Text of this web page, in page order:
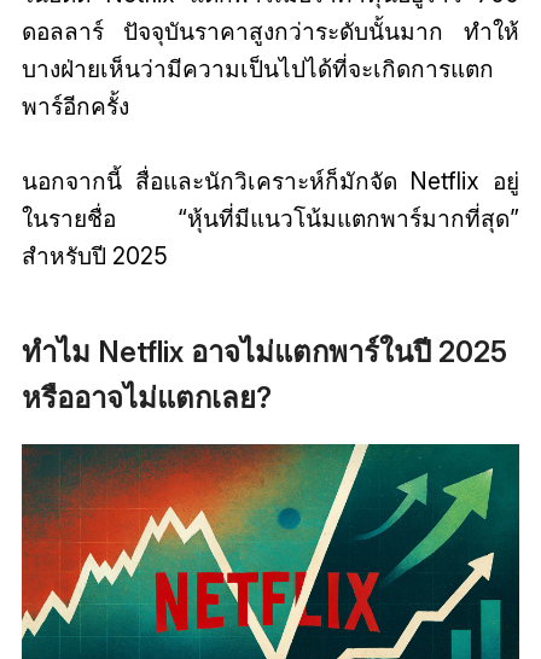
ดอลลาร์ ปัจจุบันราคาสูงกว่าระดับนั้นมาก ทำให้
บางฝ่ายเห็นว่ามีความเป็นไปได้ที่จะเกิดการแตก
พาร์อีกครั้ง
นอกจากนี้ สื่อและนักวิเคราะห์ก็มักจัด Netflix อยู่
ในรายชื่อ “หุ้นที่มีแนวโน้มแตกพาร์มากที่สุด”
สำหรับปี 2025
ทำไม Netflix อาจไม่แตกพาร์ในปี 2025
หรืออาจไม่แตกเลย?